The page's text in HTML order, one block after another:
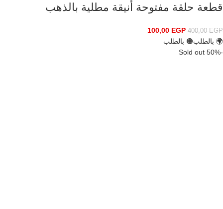
قطعة حلقة مفتوحة أنيقة مطلية بالذهب
400,00EGP
100,00 EGP
🌍 بالطلب🟠 بالطلب
-50%
Sold out